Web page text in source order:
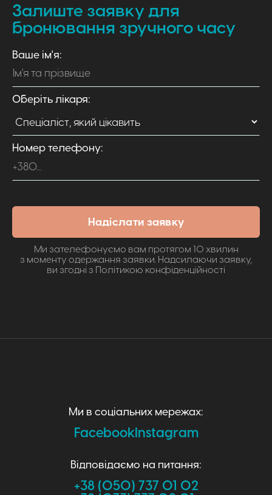
Залиште заявку для
бронювання зручного часу
Ваше ім'я:
Оберіть лікаря:
Номер телефону:
Ми зателефонуємо вам протягом 10 хвилин
з моменту одержання заявки. Надсилаючи заявку,
ви згодні з Політикою конфіденційності
Відповідаємо на питання:
+38 (050) 737 01 02
Ми в соціальних мережах:
FacebookInstagram